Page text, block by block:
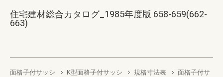
住宅建材総合カタログ_1985年度版 658-659(662-
663)
面格子付サッシ K型面格子付サッシ 規格寸法表
面格子付サ